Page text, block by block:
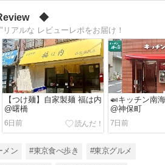
◆
アルな レビューレポをお届け！
【つけ麺】自家製麺 福は内
@曙橋
6日前
🍛キッチン南
@神保町
7日前
メン #東京食べ歩き #東京グルメ